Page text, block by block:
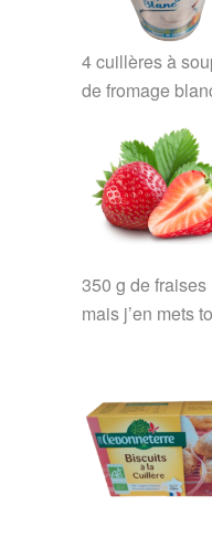
4cuillères à
de fromage
350 g de fraises
mais j’en mets